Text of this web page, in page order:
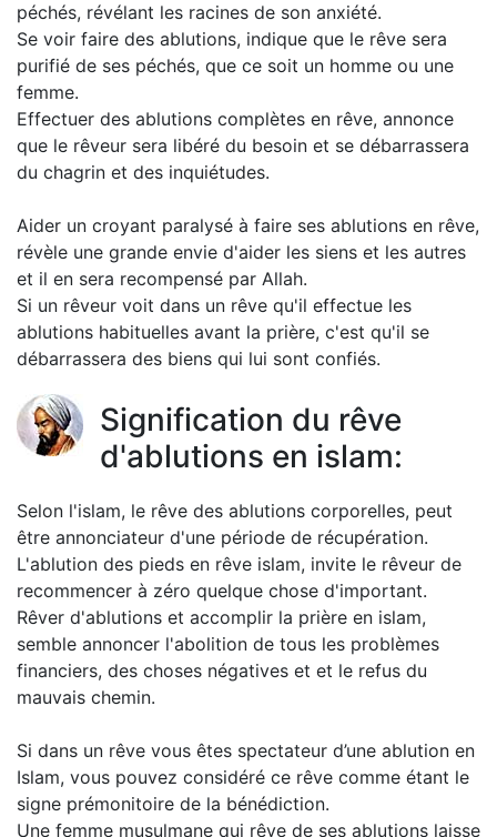
péchés, révélant les racines de son anxiété.
Se voir faire des ablutions, indique que le rêve sera
purifié de ses péchés, que ce soit un homme ou une
femme.
Effectuer des ablutions complètes en rêve, annonce
que le rêveur sera libéré du besoin et se débarrassera
du chagrin et des inquiétudes.
Aider un croyant paralysé à faire ses ablutions en rêve,
révèle une grande envie d'aider les siens et les autres
et il en sera recompensé par Allah.
Si un rêveur voit dans un rêve qu'il effectue les
ablutions habituelles avant la prière, c'est qu'il se
débarrassera des biens qui lui sont confiés.
Signification du rêve
d'ablutions en islam:
Selon l'islam, le rêve des ablutions corporelles, peut
être annonciateur d'une période de récupération.
L'ablution des pieds en rêve islam, invite le rêveur de
recommencer à zéro quelque chose d'important.
Rêver d'ablutions et accomplir la prière en islam,
semble annoncer l'abolition de tous les problèmes
financiers, des choses négatives et et le refus du
mauvais chemin.
Si dans un rêve vous êtes spectateur d’une ablution en
Islam, vous pouvez considéré ce rêve comme étant le
signe prémonitoire de la bénédiction.
Une femme musulmane qui rêve de ses ablutions laisse